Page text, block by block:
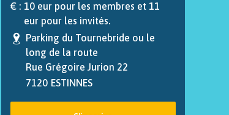
€ : 10 eur pour les membres et 11
eur pour les invités.
Parking du Tournebride ou le
long de la route
Rue Grégoire Jurion 22
7120 ESTINNES